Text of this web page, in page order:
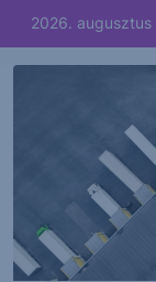
2026. augusztus